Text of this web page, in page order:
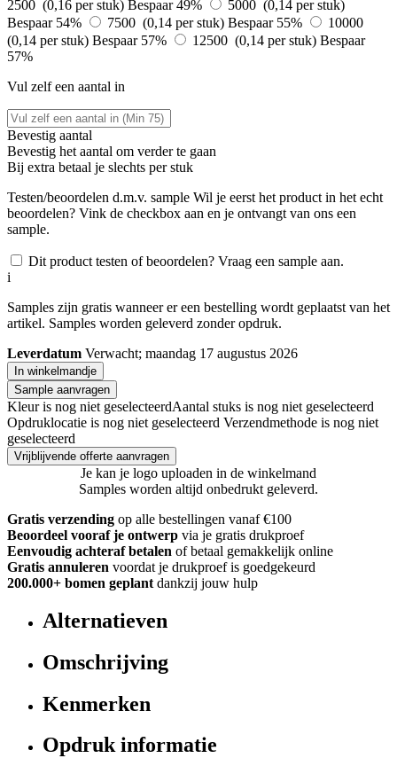
2500 (0,16 per stuk) Bespaar 49%
5000 (0,14 per stuk)
Bespaar 54%
7500 (0,14 per stuk) Bespaar 55%
10000
(0,14 per stuk) Bespaar 57% 12500 (0,14 per stuk) Bespaar
57%
Vul zelf een aantal in
Bevestig aantal
Bevestig het aantal om verder te gaan
Bij extra betaal je slechts per stuk
Testen/beoordelen d.m.v. sample Wil je eerst het product in het echt
beoordelen? Vink de checkbox aan en je ontvangt van ons een
sample.
Dit product testen of beoordelen? Vraag een sample aan.
i
Samples zijn gratis wanneer er een bestelling wordt geplaatst van het
artikel. Samples worden geleverd zonder opdruk.
Leverdatum Verwacht; maandag 17 augustus 2026
In winkelmandje
Sample aanvragen
Kleur is nog niet geselecteerdAantal stuks is nog niet geselecteerd
Opdruklocatie is nog niet geselecteerd Verzendmethode is nog niet
geselecteerd
Vrijblijvende offerte aanvragen
Je kan je logo uploaden in de winkelmand
Samples worden altijd onbedrukt geleverd.
Gratis verzending op alle bestellingen vanaf €100
Beoordeel vooraf je ontwerp via je gratis drukproef
Eenvoudig achteraf betalen of betaal gemakkelijk online
Gratis annuleren voordat je drukproef is goedgekeurd
200.000+ bomen geplant dankzij jouw hulp
Alternatieven
Omschrijving
Kenmerken
Opdruk informatie